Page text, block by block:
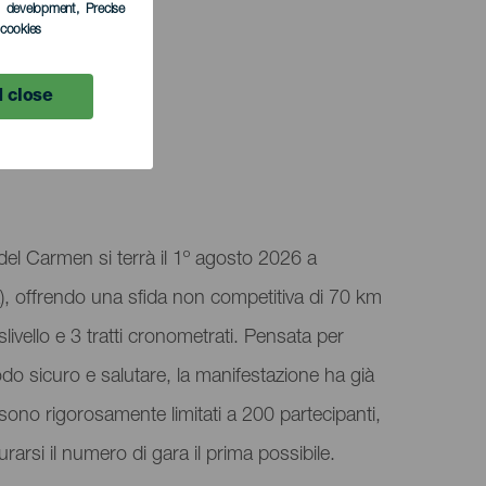
development, Precise
close
Carmen si terrà il 1º agosto 2026 a
offrendo una sfida non competitiva di 70 km
e 3 tratti cronometrati. Pensata per
sicuro e salutare, la manifestazione ha già
rigorosamente limitati a 200 partecipanti,
il numero di gara il prima possibile.